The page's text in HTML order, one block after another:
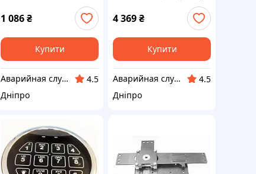
1 086₴
Купити
Аварийная служба по открытию замков Днепр
4.5
Дніпро
4 369₴
Купити
Аварийная служба по открытию замков Днепр
4.5
Дніпро